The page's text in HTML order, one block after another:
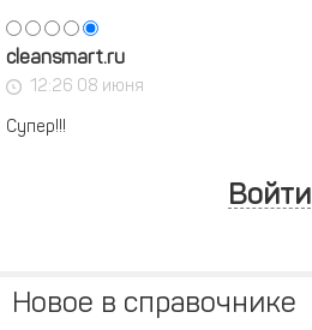
cleansmart.ru
12:26 08 июня
Супер!!!
Войти
Новое в справочнике